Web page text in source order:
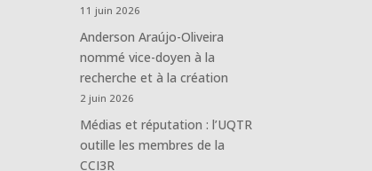
11 juin 2026
Anderson Araújo-Oliveira
nommé vice-doyen à la
recherche et à la création
2 juin 2026
Médias et réputation : l’UQTR
outille les membres de la
CCI3R